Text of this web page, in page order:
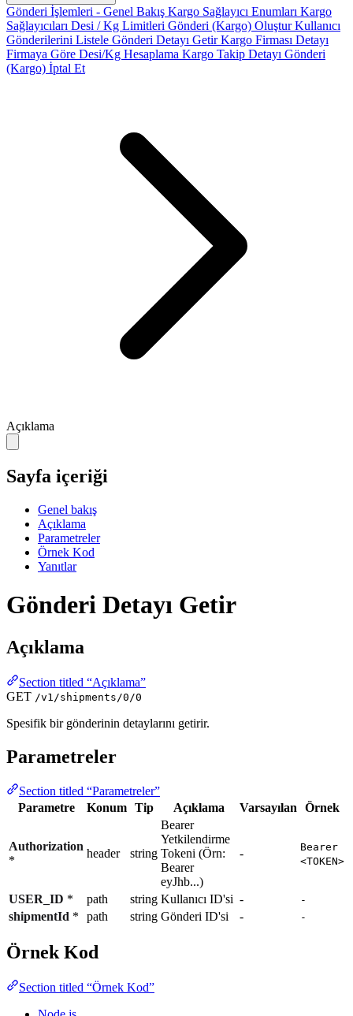
Gönderi İşlemleri - Genel Bakış Kargo Sağlayıcı Enumları Kargo
Sağlayıcıları Desi / Kg Limitleri Gönderi (Kargo) OluşturKullanıcı
Gönderilerini Listele Gönderi Detayı GetirKargo Firması Detayı
Firmaya Göre Desi/Kg Hesaplama Kargo Takip Detayı Gönderi
(Kargo) İptal Et
Açıklama
Sayfa içeriği
Genel bakış
Açıklama
Parametreler
Örnek Kod
Yanıtlar
Gönderi Detayı Getir
Açıklama
Section titled “Açıklama”
GET /v1/shipments/0/0
Spesifik bir gönderinin detaylarını getirir.
Parametreler
Section titled “Parametreler”
Parametre
Konum Tip Açıklama Varsayılan Örnek
Authorization
*
header string
Bearer
Yetkilendirme
Tokeni (Örn:
Bearer
eyJhb...)
-
Bearer
<TOKEN>
USER_ID * path string Kullanıcı ID'si - -
shipmentId * path string Gönderi ID'si - -
Örnek Kod
Section titled “Örnek Kod”